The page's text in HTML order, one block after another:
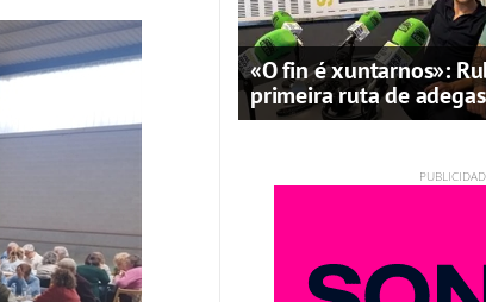
«O fin é xuntarnos»:
primeira ruta de adegas